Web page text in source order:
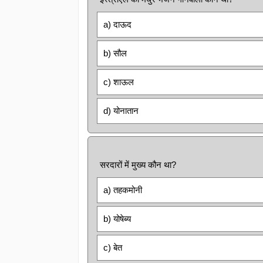
a) दाऊद
b) सौल
c) शाऊल
d) योनातान
सरदारों में मुख्य कौन था?
a) तहकमोनी
b) योषेब्य
c) बेत